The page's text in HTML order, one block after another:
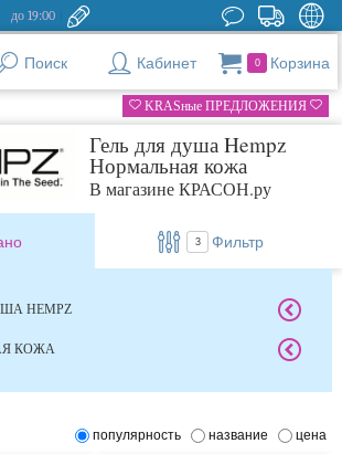
до 19:00
Поиск Кабинет 0 Корзина
KRASные ПРЕДЛОЖЕНИЯ
Гель для душа Hempz
Нормальная кожа
В магазине КРАСОН.ру
3 Фильтр
HEMPZ
КОЖА
популярность название цена